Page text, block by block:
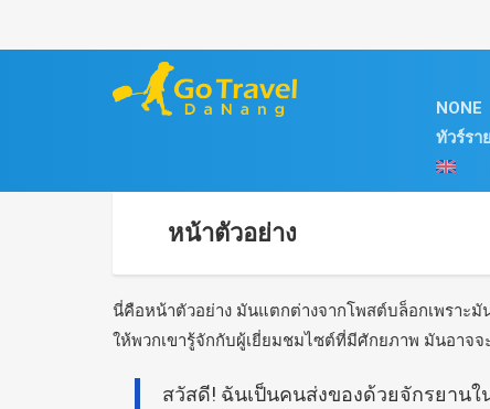
NONE
ทัวร์รา
หน้าตัวอย่าง
นี่คือหน้าตัวอย่าง มันแตกต่างจากโพสต์บล็อกเพราะ
ให้พวกเขารู้จักกับผู้เยี่ยมชมไซต์ที่มีศักยภาพ มันอาจ
สวัสดี! ฉันเป็นคนส่งของด้วยจักรยาน
แพ็กเกจทัวร์เวียดนาม (Vietnam Package Tours)
o ทัวร์โฮจิมินห์ & แม่น้ำโขง (Ho Chi Minh & Mekong Delta Tours)
o ทัวร์เมืองโบราณเว้ (Hue Heritage Tours)
บริการรถรับส่งสนามบิน (Airport Transfers)
o รถรับส่งสนามบินฟูก๊วก (Phu Quoc Airport Transfer)
o รถรับส่งสนามบินดานัง (Da Nang Airport Transfer)
ทัวร์รายวัน Daily tours
สวนบ่อน้ำพุร้อน Nui Than Tai
สวนน้ำ MIKAZUKI
ข้อมูลการท่องเที่ยว
ประสบการณ์ท่องเที่ยว
ร้านค้า
ตั๋วเข้าชมสถานที่
โฮจิมินห์ และะเขตใกล้เคียง
บริการเช่ารถพร้อมคนขับ (Car Rental with Driver)
o เช่ารถที่โฮจิมินห์ (Car Rental in Ho Chi Minh)
o เช่ารถที่เว้ (Car Rental in Hue)
Search